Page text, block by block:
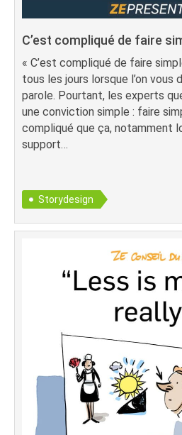
C’est compliqué de faire
« C’est compliqué de faire
tous les jours lorsque l’on vous
parole. Pourtant, les experts
une conviction simple : faire
compliqué que ça, notamment
support…
Storydesign